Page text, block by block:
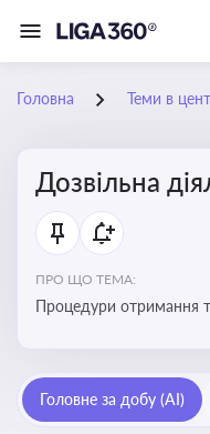
Головна Теми в
Дозвільна
ПРО ЩО ТЕМА:
Процедури отримання
законодавстві, щоб
забезпечити
Головне за добу (AI)